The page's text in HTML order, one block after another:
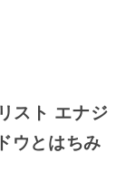
スト エナジ
ウとはちみ